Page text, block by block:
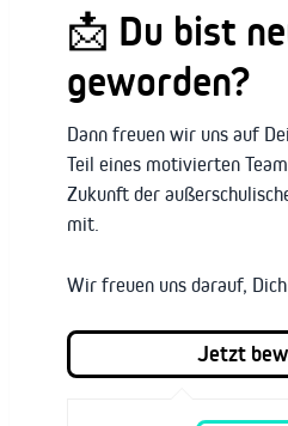
📩 Du bist
geworden?
Dann freuen wir uns auf
Teil eines motivierten
Zukunft der
mit.
Wir freuen uns darauf,